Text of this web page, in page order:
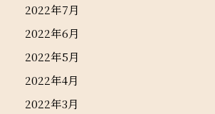
2022年7月
2022年6月
2022年5月
2022年4月
2022年3月